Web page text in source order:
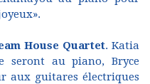
House Quartet. Katia
seront au piano, Bryce
aux guitares électriques